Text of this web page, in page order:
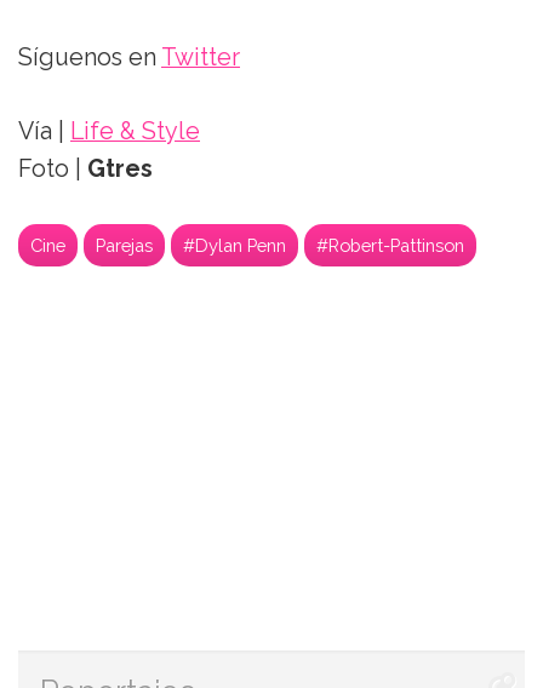
Síguenos en Twitter
Vía |
Life & Style
Foto | Gtres
Cine Parejas #Dylan Penn #Robert-Pattinson